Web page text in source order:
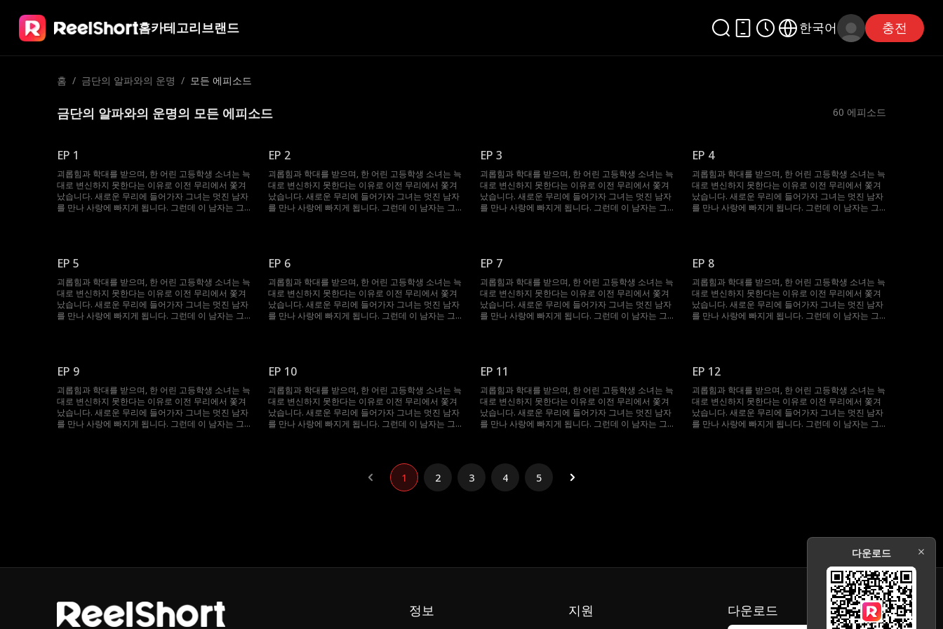
홈카테고리브랜드 한국어 충전
홈 / 금단의 알파와의 운명 / 모든 에피소드
금단의 알파와의 운명의 모든 에피소드 60 에피소드
EP 1
괴롭힘과 학대를 받으며, 한 어린 고등학생 소녀는 늑
대로 변신하지 못한다는 이유로 이전 무리에서 쫓겨
났습니다. 새로운 무리에 들어가자 그녀는 멋진 남자
를 만나 사랑에 빠지게 됩니다. 그런데 이 남자는 그
EP 2
괴롭힘과 학대를 받으며, 한 어린 고등학생 소녀는 늑
대로 변신하지 못한다는 이유로 이전 무리에서 쫓겨
났습니다. 새로운 무리에 들어가자 그녀는 멋진 남자
를 만나 사랑에 빠지게 됩니다. 그런데 이 남자는 그
EP 3
괴롭힘과 학대를 받으며, 한 어린 고등학생 소녀는 늑
대로 변신하지 못한다는 이유로 이전 무리에서 쫓겨
났습니다. 새로운 무리에 들어가자 그녀는 멋진 남자
를 만나 사랑에 빠지게 됩니다. 그런데 이 남자는 그
EP 4
괴롭힘과 학대를 받으며, 한 어린 고등학생 소녀는 늑
대로 변신하지 못한다는 이유로 이전 무리에서 쫓겨
났습니다. 새로운 무리에 들어가자 그녀는 멋진 남자
를 만나 사랑에 빠지게 됩니다. 그런데 이 남자는 그
EP 5
괴롭힘과 학대를 받으며, 한 어린 고등학생 소녀는 늑
대로 변신하지 못한다는 이유로 이전 무리에서 쫓겨
났습니다. 새로운 무리에 들어가자 그녀는 멋진 남자
를 만나 사랑에 빠지게 됩니다. 그런데 이 남자는 그
EP 6
괴롭힘과 학대를 받으며, 한 어린 고등학생 소녀는 늑
대로 변신하지 못한다는 이유로 이전 무리에서 쫓겨
났습니다. 새로운 무리에 들어가자 그녀는 멋진 남자
를 만나 사랑에 빠지게 됩니다. 그런데 이 남자는 그
EP 7
괴롭힘과 학대를 받으며, 한 어린 고등학생 소녀는 늑
대로 변신하지 못한다는 이유로 이전 무리에서 쫓겨
났습니다. 새로운 무리에 들어가자 그녀는 멋진 남자
를 만나 사랑에 빠지게 됩니다. 그런데 이 남자는 그
EP 8
괴롭힘과 학대를 받으며, 한 어린 고등학생 소녀는 늑
대로 변신하지 못한다는 이유로 이전 무리에서 쫓겨
났습니다. 새로운 무리에 들어가자 그녀는 멋진 남자
를 만나 사랑에 빠지게 됩니다. 그런데 이 남자는 그
EP 9
괴롭힘과 학대를 받으며, 한 어린 고등학생 소녀는 늑
대로 변신하지 못한다는 이유로 이전 무리에서 쫓겨
났습니다. 새로운 무리에 들어가자 그녀는 멋진 남자
를 만나 사랑에 빠지게 됩니다. 그런데 이 남자는 그
EP 10
괴롭힘과 학대를 받으며, 한 어린 고등학생 소녀는 늑
대로 변신하지 못한다는 이유로 이전 무리에서 쫓겨
났습니다. 새로운 무리에 들어가자 그녀는 멋진 남자
를 만나 사랑에 빠지게 됩니다. 그런데 이 남자는 그
EP 11
괴롭힘과 학대를 받으며, 한 어린 고등학생 소녀는 늑
대로 변신하지 못한다는 이유로 이전 무리에서 쫓겨
났습니다. 새로운 무리에 들어가자 그녀는 멋진 남자
를 만나 사랑에 빠지게 됩니다. 그런데 이 남자는 그
EP 12
괴롭힘과 학대를 받으며, 한 어린 고등학생 소녀는 늑
대로 변신하지 못한다는 이유로 이전 무리에서 쫓겨
났습니다. 새로운 무리에 들어가자 그녀는 멋진 남자
를 만나 사랑에 빠지게 됩니다. 그런데 이 남자는 그
1 2 3 4 5
정보 지원 다운로드
다운로드